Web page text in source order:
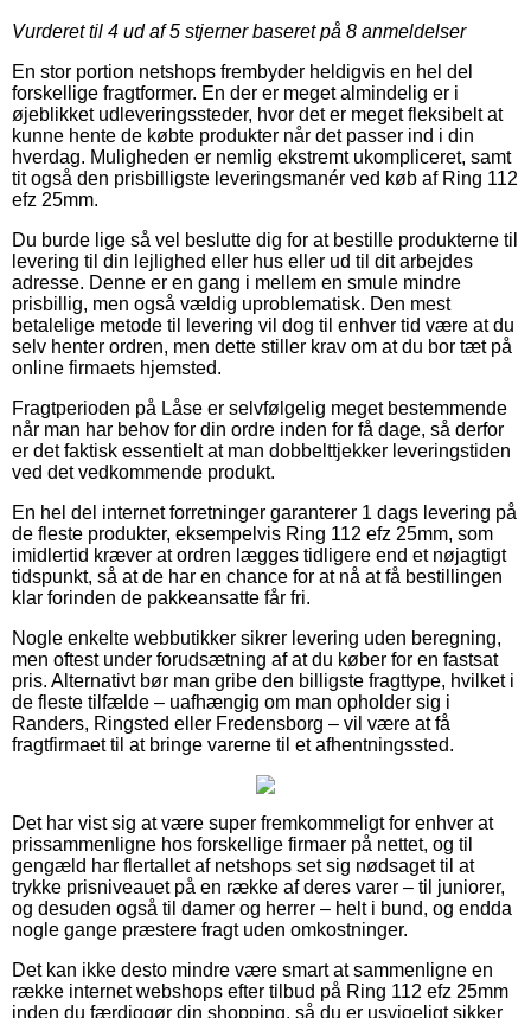
Vurderet til 4 ud af 5 stjerner baseret på 8 anmeldelser
En stor portion netshops frembyder heldigvis en hel del
forskellige fragtformer. En der er meget almindelig er i
øjeblikket udleveringssteder, hvor det er meget fleksibelt at
kunne hente de købte produkter når det passer ind i din
hverdag. Muligheden er nemlig ekstremt ukompliceret, samt
tit også den prisbilligste leveringsmanér ved køb af Ring 112
efz 25mm.
Du burde lige så vel beslutte dig for at bestille produkterne til
levering til din lejlighed eller hus eller ud til dit arbejdes
adresse. Denne er en gang i mellem en smule mindre
prisbillig, men også vældig uproblematisk. Den mest
betalelige metode til levering vil dog til enhver tid være at du
selv henter ordren, men dette stiller krav om at du bor tæt på
online firmaets hjemsted.
Fragtperioden på Låse er selvfølgelig meget bestemmende
når man har behov for din ordre inden for få dage, så derfor
er det faktisk essentielt at man dobbelttjekker leveringstiden
ved det vedkommende produkt.
En hel del internet forretninger garanterer 1 dags levering på
de fleste produkter, eksempelvis Ring 112 efz 25mm, som
imidlertid kræver at ordren lægges tidligere end et nøjagtigt
tidspunkt, så at de har en chance for at nå at få bestillingen
klar forinden de pakkeansatte får fri.
Nogle enkelte webbutikker sikrer levering uden beregning,
men oftest under forudsætning af at du køber for en fastsat
pris. Alternativt bør man gribe den billigste fragttype, hvilket i
de fleste tilfælde – uafhængig om man opholder sig i
Randers, Ringsted eller Fredensborg – vil være at få
fragtfirmaet til at bringe varerne til et afhentningssted.
Det har vist sig at være super fremkommeligt for enhver at
prissammenligne hos forskellige firmaer på nettet, og til
gengæld har flertallet af netshops set sig nødsaget til at
trykke prisniveauet på en række af deres varer – til juniorer,
og desuden også til damer og herrer – helt i bund, og endda
nogle gange præstere fragt uden omkostninger.
Det kan ikke desto mindre være smart at sammenligne en
række internet webshops efter tilbud på Ring 112 efz 25mm
inden du færdiggør din shopping, så du er usvigeligt sikker